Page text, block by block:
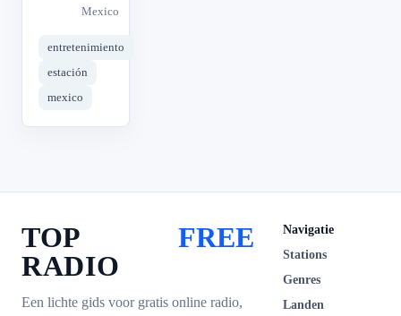
Mexico
entretenimiento
estación
mexico
TOP
RADIO
FREE
Een lichte gids voor gratis online radio,
Navigatie
Stations
Genres
Landen